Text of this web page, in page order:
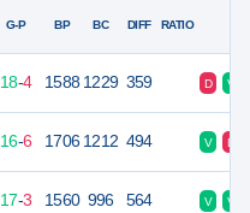
G-P BP BC DIFF RATIO
18-4 1588 1229 359 D V
16-6 1706 1212 494 V D
17-3 1560 996 564 V V